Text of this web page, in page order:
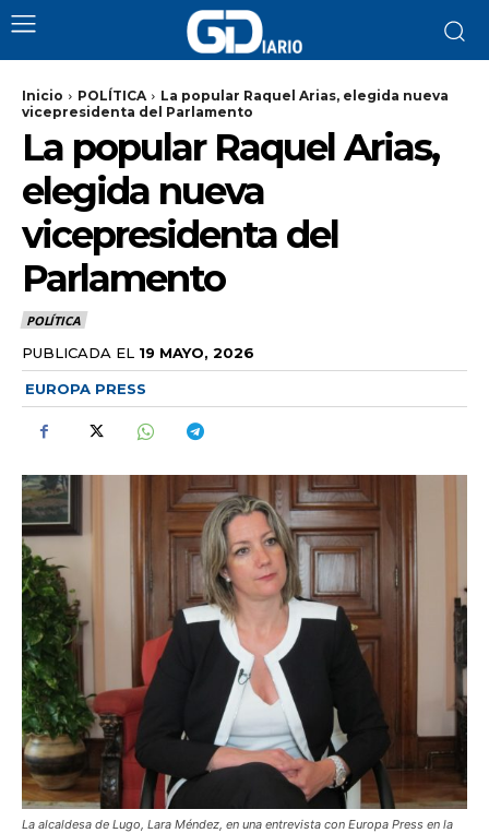
Inicio POLÍTICA
La popular Raquel Arias, elegida nueva
vicepresidenta del Parlamento
La popular Raquel Arias,
elegida nueva
vicepresidenta del
Parlamento
POLÍTICA
PUBLICADA EL 19 MAYO, 2026
EUROPA PRESS
La alcaldesa de Lugo, Lara Méndez, en una entrevista con Europa Press en la